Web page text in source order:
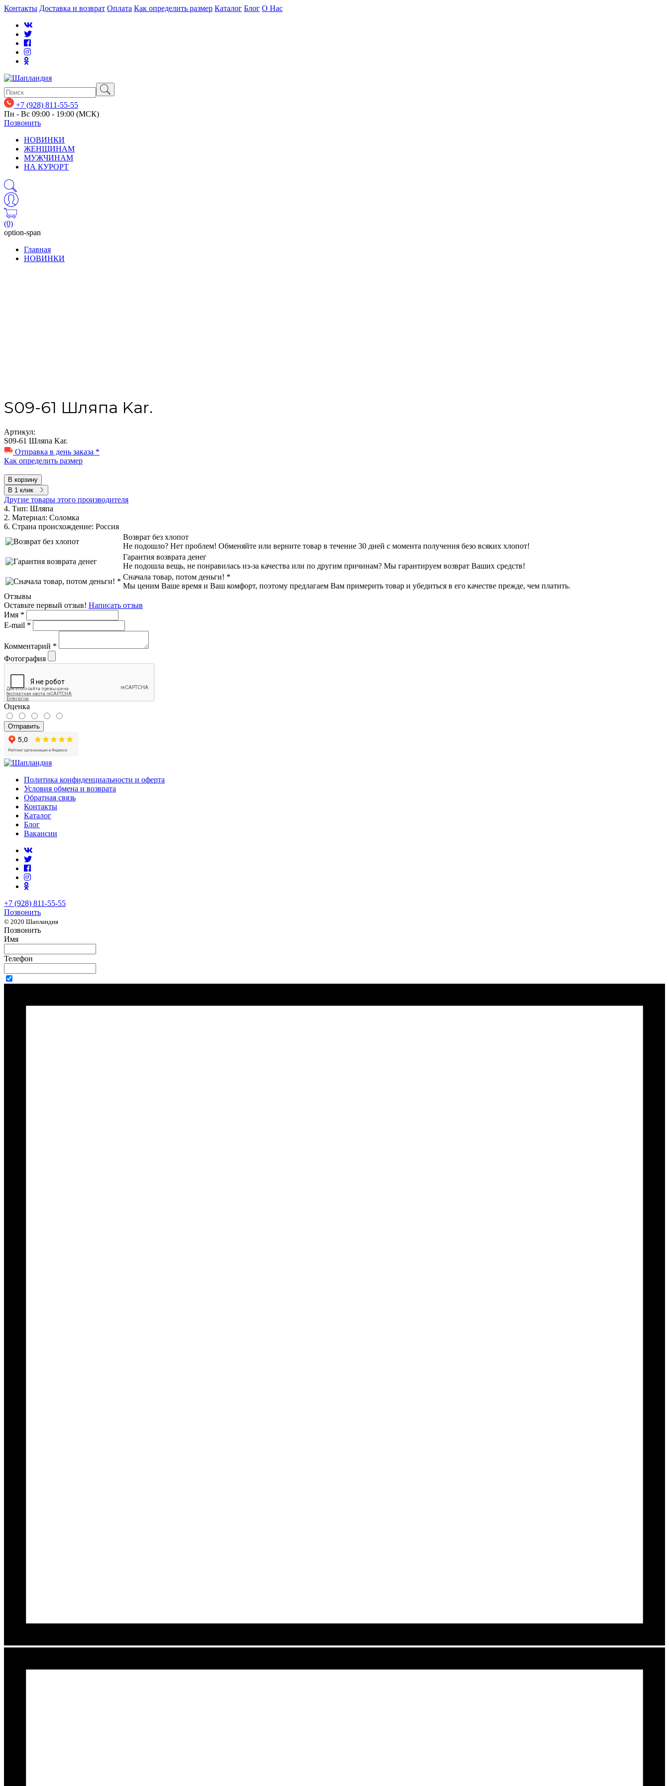
Контакты Доставка и возврат Оплата Как определить размер Каталог Блог О Нас
+7 (928) 811-55-55
Пн - Вс 09:00 - 19:00 (МСК)
Позвонить
НОВИНКИ
ЖЕНЩИНАМ
МУЖЧИНАМ
НА КУРОРТ
(0)
option-span
Главная
НОВИНКИ
S09-61 Шляпа Kar.
Артикул:
S09-61 Шляпа Kar.
Отправка в день заказа *
Как определить размер
В корзину
В 1 клик
Другие товары этого производителя
4. Тип: Шляпа
2. Материал: Соломка
6. Страна происхождение: Россия
Возврат без хлопот
Не подошло? Нет проблем! Обменяйте или верните товар в течение 30 дней с момента получения безо всяких хлопот!
Гарантия возврата денег
Не подошла вещь, не понравилась из-за качества или по другим причинам? Мы гарантируем возврат Ваших средств!
Сначала товар, потом деньги! *
Мы ценим Ваше время и Ваш комфорт, поэтому предлагаем Вам примерить товар и убедиться в его качестве прежде, чем платить.
Отзывы
Оставьте первый отзыв! Написать отзыв
Имя *
E-mail *
Комментарий *
Фотография
Оценка
Отправить
Политика конфиденциальности и оферта
Условия обмена и возврата
Обратная связь
Контакты
Каталог
Блог
Вакансии
+7 (928) 811-55-55
Позвонить
© 2020 Шапландия
Позвонить
Имя
Телефон